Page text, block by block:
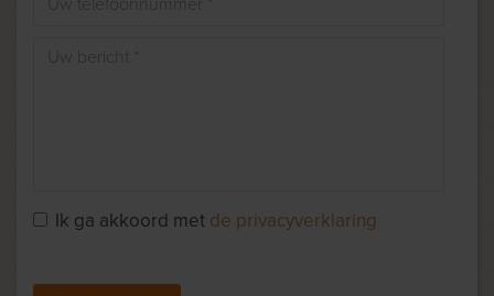
Ik ga akkoord met de privacyverklaring